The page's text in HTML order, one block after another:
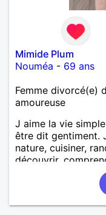
Mimide Plum
Nouméa - 69 ans
Femme divorcé(e)
amoureuse
J aime la vie
être dit gentiment.
nature, cuisiner,
découvrir,
techniques et sur
danser, faire la
alcool, je fume
un vrai amoureux